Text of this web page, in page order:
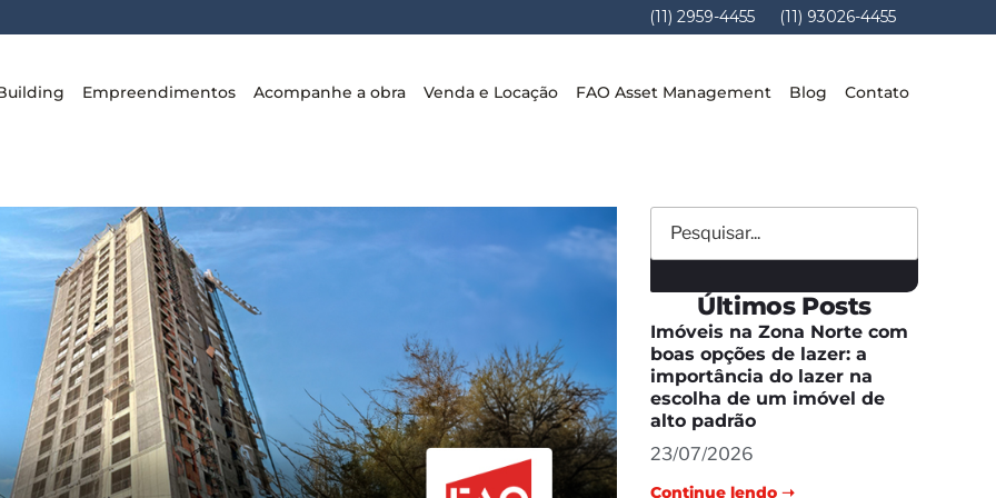
(11) 2959-4455 (11) 93026-4455
Empreendimentos Acompanhe a obra Venda e Locação FAO Asset Management Blog Contato
Últimos Posts
Imóveis na Zona Norte com
boas opções de lazer: a
importância do lazer na
escolha de um imóvel de
alto padrão
23/07/2026
Continue lendo ➝